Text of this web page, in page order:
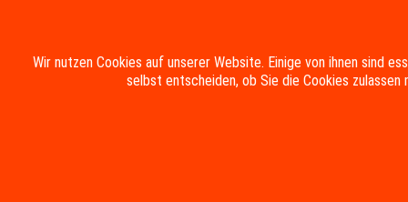
Impressum Datenschutzerklärung
Wir nutzen Cookies auf unserer Website. Einige von ihnen sind
selbst entscheiden, ob Sie die Cookies